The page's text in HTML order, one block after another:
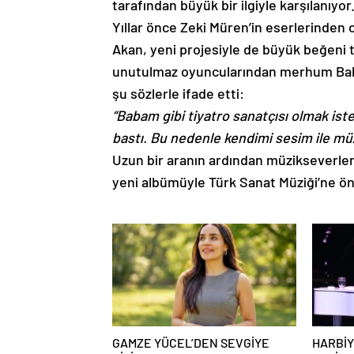
tarafından büyük bir ilgiyle karşılanıyor.
Yıllar önce Zeki Müren’in
Akan, yeni projesiyle de büyük beğeni
unutulmaz oyuncularından merhum
şu sözlerle ifade etti:
“Babam gibi tiyatro sanatçısı olmak
bastı. Bu nedenle kendimi sesim ile
Uzun bir aranın ardından
yeni albümüyle Türk Sanat Müziği’ne
GAMZE YÜCEL’DEN SEVGİYE